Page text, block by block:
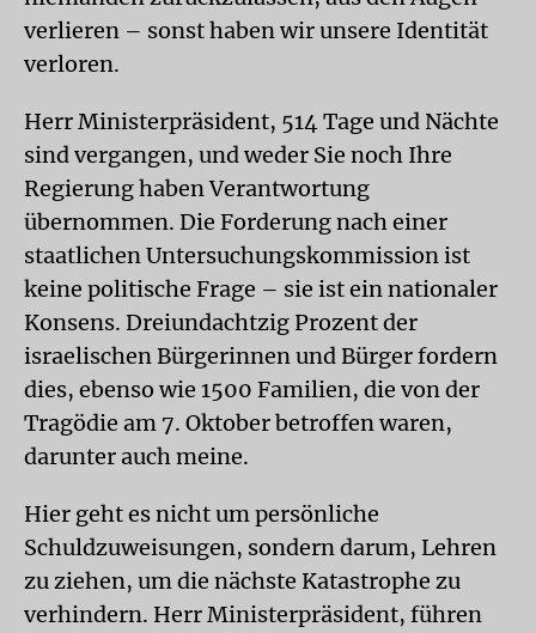
verlieren – sonst haben wir unsere Identität
verloren.
Herr Ministerpräsident, 514 Tage und Nächte
sind vergangen, und weder Sie noch Ihre
Regierung haben Verantwortung
übernommen. Die Forderung nach einer
staatlichen Untersuchungskommission ist
keine politische Frage – sie ist ein nationaler
Konsens. Dreiundachtzig Prozent der
israelischen Bürgerinnen und Bürger fordern
dies, ebenso wie 1500 Familien, die von der
Tragödie am 7. Oktober betroffen waren,
darunter auch meine.
Hier geht es nicht um persönliche
Schuldzuweisungen, sondern darum, Lehren
zu ziehen, um die nächste Katastrophe zu
verhindern. Herr Ministerpräsident, führen